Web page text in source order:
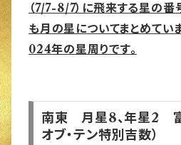
（7/7-8/7）に飛来する星の番
も月の星についてまとめてい
024年の星周りです。
南東 月星8、年星2 富
オブ・テン特別吉数）